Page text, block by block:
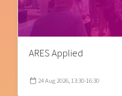
ARES Applied
24 Aug 2026, 13:30-16:30